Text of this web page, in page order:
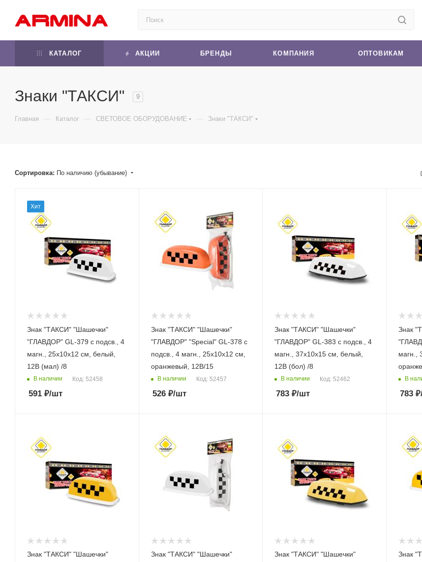
КАТАЛОГ АКЦИИ БРЕНДЫ КОМПАНИЯ ОПТОВИКАМ
Знаки "ТАКСИ" 9
Главная — Каталог — СВЕТОВОЕ ОБОРУДОВАНИЕ — Знаки "ТАКСИ"
Сортировка: По наличию (убывание)
Хит
Знак "ТАКСИ" "Шашечки"
"ГЛАВДОР" GL-379 с подсв., 4
магн., 25х10х12 см, белый,
12В (мал) /8
В наличии Код: 52458
591 ₽/шт
Знак "ТАКСИ" "Шашечки"
"ГЛАВДОР" "Special" GL-378 с
подсв., 4 магн., 25х10х12 см,
оранжевый, 12В/15
В наличии Код: 52457
526₽/шт
Знак "ТАКСИ" "Шашечки"
"ГЛАВДОР" GL-383 с подсв., 4
магн., 37х10х15 см, белый,
12В (бол) /8
В наличии Код: 52462
783 ₽/шт
Знак
магн.,
В
783₽
Знак "ТАКСИ" "Шашечки"
Знак "ТАКСИ" "Шашечки"
Знак "ТАКСИ" "Шашечки"
Знак